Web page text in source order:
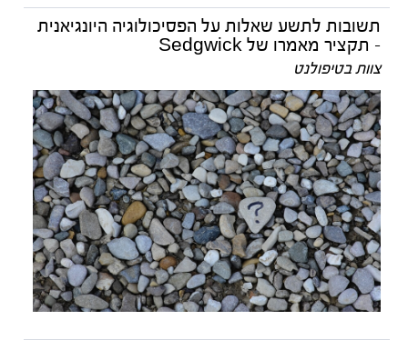
תשובות לתשע שאלות על הפסיכולוגיה היונגיאנית
- תקציר מאמרו של Sedgwick
צוות בטיפולנט